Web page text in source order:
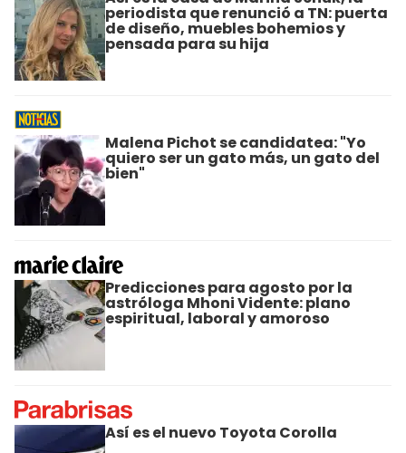
periodista que renunció a TN: puerta
de diseño, muebles bohemios y
pensada para su hija
Malena Pichot se candidatea: "Yo
quiero ser un gato más, un gato del
bien"
Predicciones para agosto por la
astróloga Mhoni Vidente: plano
espiritual, laboral y amoroso
Así es el nuevo Toyota Corolla